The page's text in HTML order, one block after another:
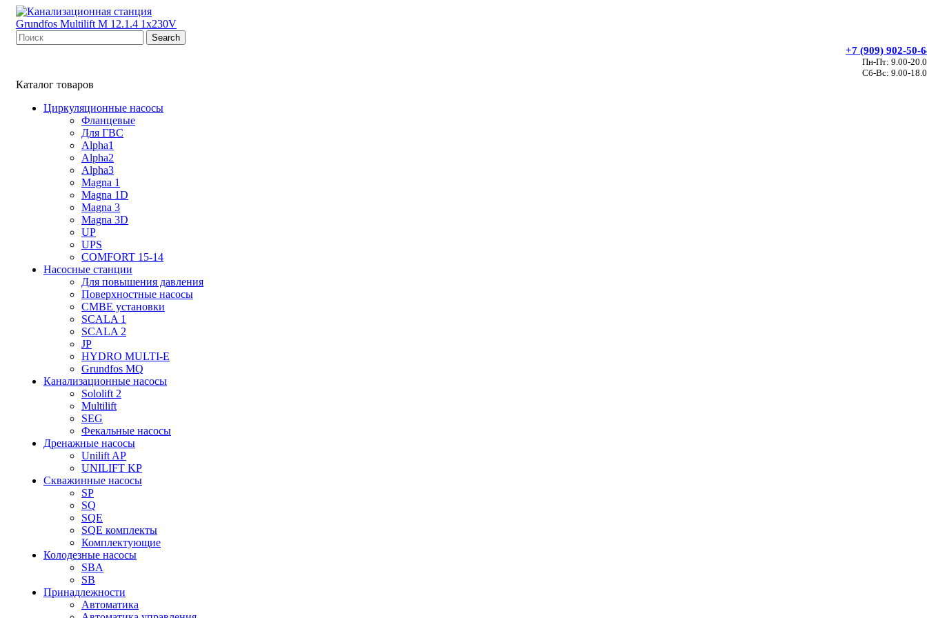
Search
+7 (909) 902-50-
Пн-Пт: 9.00-
Сб-Вс: 9.00-
Каталог товаров
Циркуляционные насосы
Фланцевые
Для ГВС
Alpha1
Alpha2
Alpha3
Magna 1
Magna 1D
Magna 3
Magna 3D
UP
UPS
COMFORT 15-14
Насосные станции
Для повышения давления
Поверхностные насосы
CMBE установки
SCALA 1
SCALA 2
JP
HYDRO MULTI-E
Grundfos MQ
Канализационные насосы
Sololift 2
Multilift
SEG
Фекальные насосы
Дренажные насосы
Unilift AP
UNILIFT KP
Скважинные насосы
SP
SQ
SQE
SQE комплекты
Комплектующие
Колодезные насосы
SBA
SB
Принадлежности
Автоматика